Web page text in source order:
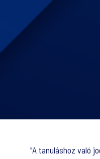
"A tanuláshoz való